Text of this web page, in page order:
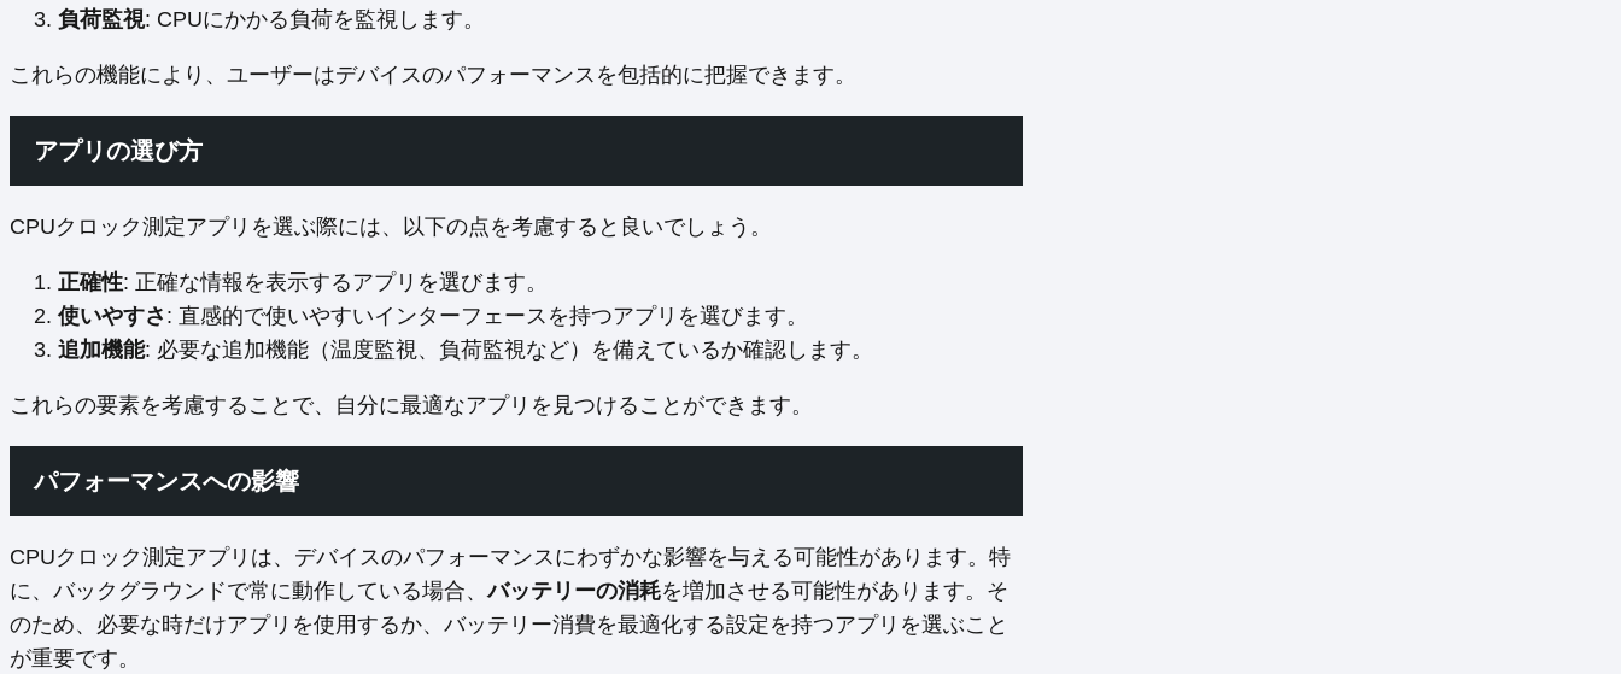
負荷監視: CPUにかかる負荷を監視します。
これらの機能により、ユーザーはデバイスのパフォーマンスを包括的に把握できます。
アプリの選び方
CPUクロック測定アプリを選ぶ際には、以下の点を考慮すると良いでしょう。
正確性: 正確な情報を表示するアプリを選びます。
使いやすさ : 直感的で使いやすいインターフェースを持つアプリを選びます。
追加機能: 必要な追加機能（温度監視、負荷監視など）を備えているか確認します。
これらの要素を考慮することで、自分に最適なアプリを見つけることができます。
パフォーマンスへの影響
CPUクロック測定アプリは、デバイスのパフォーマンスにわずかな影響を与える可能性があります。特
に、バックグラウンドで常に動作している場合、バッテリーの消耗を増加させる可能性があります。そ
のため、必要な時だけアプリを使用するか、バッテリー消費を最適化する設定を持つアプリを選ぶこと
が重要です。